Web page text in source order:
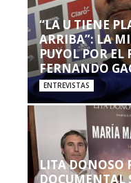
“LA U TIENE
ARRIBA”: LA
PUYOL POR EL
FERNANDO
ENTREVISTAS
LITA DONOSO
DOCUMENTAL